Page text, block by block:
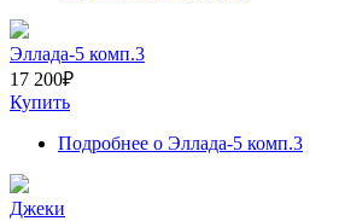
Эллада-5 комп.3
17 200₽
Купить
Подробнее о Эллада-5 комп.3
Джеки